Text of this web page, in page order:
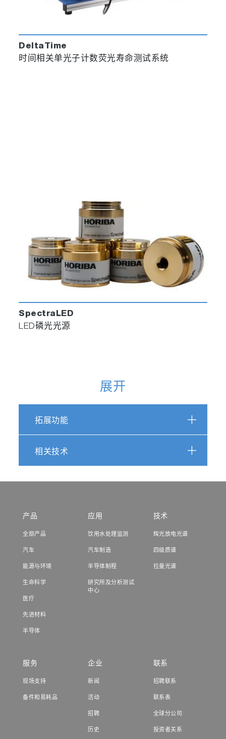
DeltaTime
时间相关单光子计数荧光寿命测试系统
SpectraLED
LED磷光光源
展开
拓展功能
相关技术
产品
全部产品
汽车
能源与环境
生命科学
医疗
先进材料
半导体
应用
饮用水处理监测
汽车制造
半导体制程
研究所及分析测试
中心
技术
辉光放电光谱
四级质谱
拉曼光谱
服务
现场支持
备件和易耗品
企业
新闻
活动
招聘
历史
联系
招聘联系
联系表
全球分公司
投资者关系